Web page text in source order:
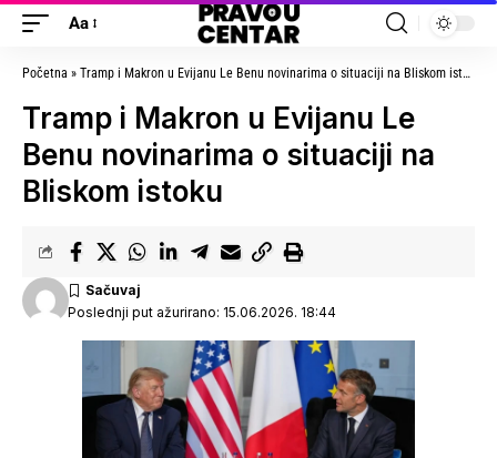
Aa
Početna » Tramp i Makron u Evijanu Le Benu novinarima o situaciji na Bliskom istoku
Tramp i Makron u Evijanu Le
Benu novinarima o situaciji na
Bliskom istoku
Poslednji put ažurirano: 15.06.2026. 18:44